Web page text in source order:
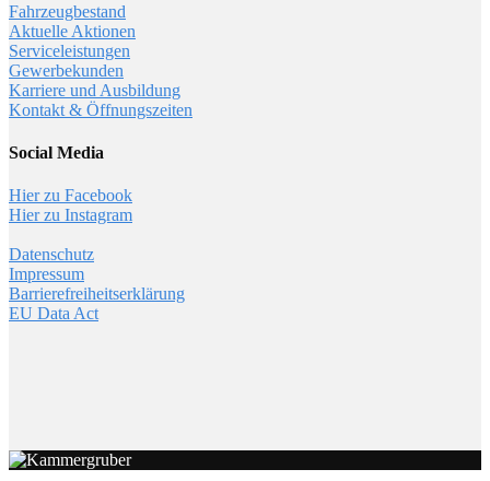
Fahrzeugbestand
Aktuelle Aktionen
Serviceleistungen
Gewerbekunden
Karriere und Ausbildung
Kontakt & Öffnungszeiten
Social Media
Hier zu Facebook
Hier zu Instagram
Datenschutz
Impressum
Barrierefreiheitserklärung
EU Data Act